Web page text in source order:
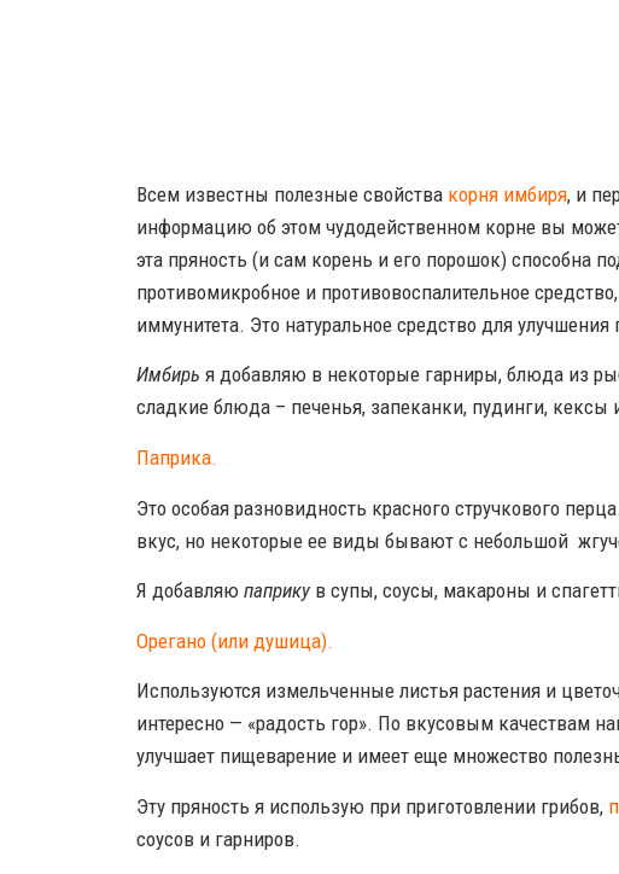
Всем известны полезные свойства корня имбиря, и
информацию об этом чудодейственном корне вы
эта пряность (и сам корень и его порошок) способна
противомикробное и противовоспалительное
иммунитета. Это натуральное средство для
Имбирь я добавляю в некоторые гарниры, блюда из
сладкие блюда – печенья, запеканки, пудинги,
Паприка.
Это особая разновидность красного стручкового
вкус, но некоторые ее виды бывают с небольшой
Я добавляю паприку в супы, соусы, макароны и
Орегано (или душица).
Используются измельченные листья растения и
интересно — «радость гор». По вкусовым качествам
улучшает пищеварение и имеет еще множество
Эту пряность я использую при приготовлении грибов,
соусов и гарниров.